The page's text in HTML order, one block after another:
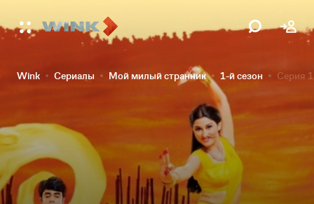
Wink Сериалы Мой милый странник 1-й сезон Серия